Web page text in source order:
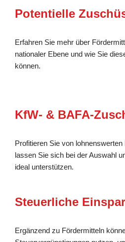
Potentielle
Erfahren Sie mehr über
nationaler Ebene und wie Sie
können.
KfW- & BAFA-
Profitieren Sie von
lassen Sie sich bei der Auswahl
ideal unterstützen.
Steuerliche
Ergänzend zu Fördermitteln